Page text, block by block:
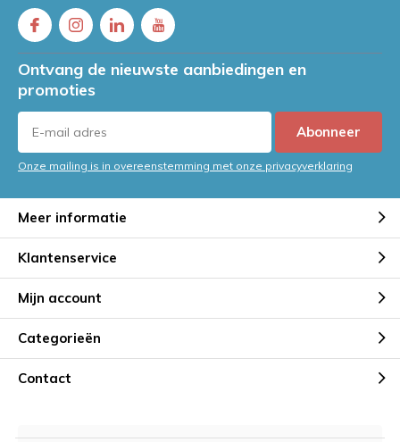
Ontvang de nieuwste aanbiedingen en
promoties
Abonneer
Onze mailing is in overeenstemming met onze privacyverklaring
Meer informatie
Klantenservice
Mijn account
Categorieën
Contact